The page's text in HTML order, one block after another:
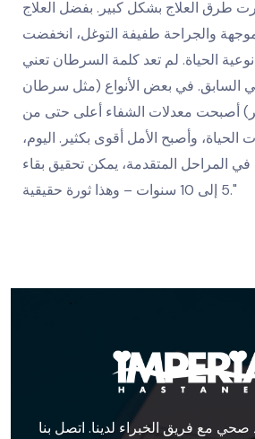
طرق العلاج بشكل كبير. بفضل العلاج
والجراحة طفيفة التوغل، انخفضت
نوعية الحياة. لم تعد كلمة السرطان تعني
في السابق. في بعض الأنواع (مثل سرطان
أصبحت معدلات الشفاء أعلى حتى من
الحياة، وأصبح الأمل أقوى بكثير. اليوم،
المراحل المتقدمة، يمكن تحقيق بقاء
5 إلى 10 سنوات – وهذا ثورة حقيقية."
مع فريق الخبراء لدينا. اتصل بنا